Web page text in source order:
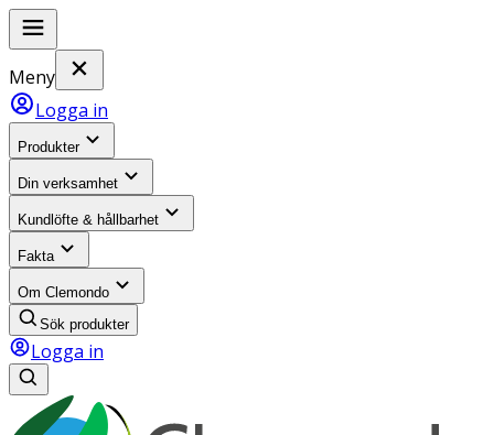
Meny
Logga in
Produkter
Din verksamhet
Kundlöfte & hållbarhet
Fakta
Om Clemondo
Sök produkter
Logga in